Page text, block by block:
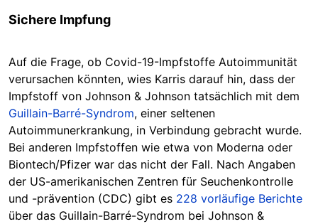
Sichere Impfung
Auf die Frage, ob Covid-19-Impfstoffe Autoimmunität
verursachen könnten, wies Karris darauf hin, dass der
Impfstoff von Johnson & Johnson tatsächlich mit dem
Guillain-Barré-Syndrom, einer seltenen
Autoimmunerkrankung, in Verbindung gebracht wurde.
Bei anderen Impfstoffen wie etwa von Moderna oder
Biontech/Pfizer war das nicht der Fall. Nach Angaben
der US-amerikanischen Zentren für Seuchenkontrolle
und -prävention (CDC) gibt es 228 vorläufige Berichte
über das Guillain-Barré-Syndrom bei Johnson &